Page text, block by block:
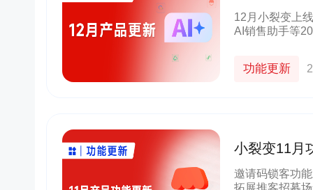
域运营更高
12月小裂变上
AI销售助手等
功能更新
小裂变11月
管理更高效
邀请码锁客功
拓展推客招募